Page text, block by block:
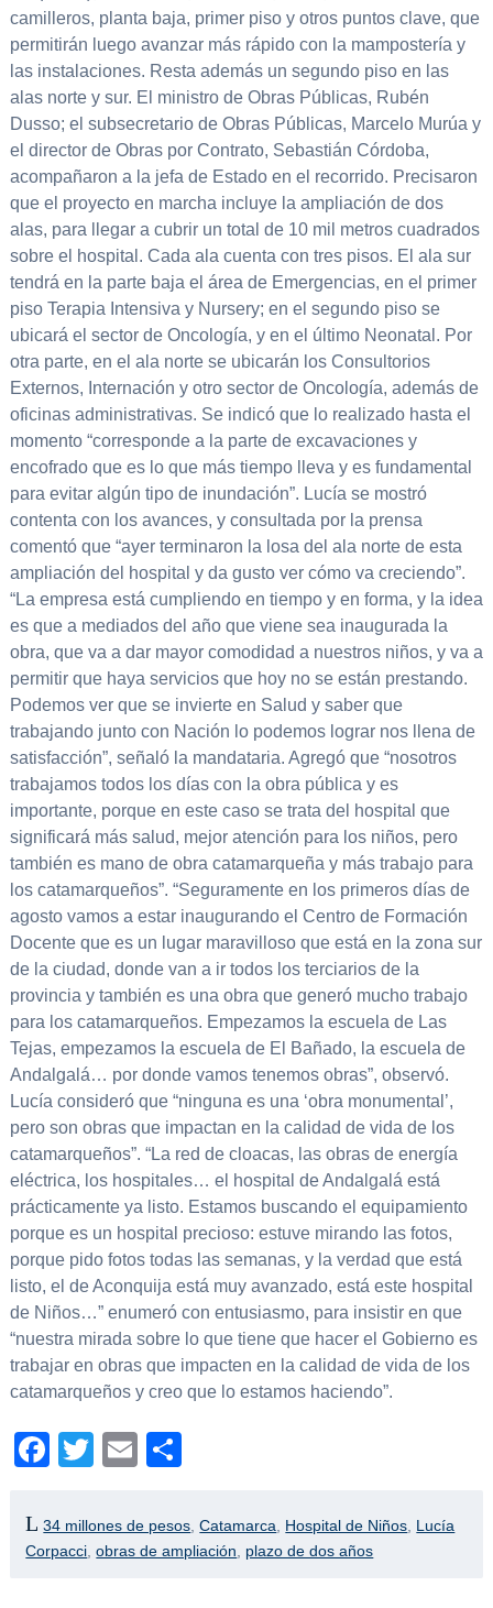
camilleros, planta baja, primer piso y otros puntos clave, que
permitirán luego avanzar más rápido con la mampostería y
las instalaciones. Resta además un segundo piso en las
alas norte y sur. El ministro de Obras Públicas, Rubén
Dusso; el subsecretario de Obras Públicas, Marcelo Murúa y
el director de Obras por Contrato, Sebastián Córdoba,
acompañaron a la jefa de Estado en el recorrido. Precisaron
que el proyecto en marcha incluye la ampliación de dos
alas, para llegar a cubrir un total de 10 mil metros cuadrados
sobre el hospital. Cada ala cuenta con tres pisos. El ala sur
tendrá en la parte baja el área de Emergencias, en el primer
piso Terapia Intensiva y Nursery; en el segundo piso se
ubicará el sector de Oncología, y en el último Neonatal. Por
otra parte, en el ala norte se ubicarán los Consultorios
Externos, Internación y otro sector de Oncología, además de
oficinas administrativas. Se indicó que lo realizado hasta el
momento “corresponde a la parte de excavaciones y
encofrado que es lo que más tiempo lleva y es fundamental
para evitar algún tipo de inundación”. Lucía se mostró
contenta con los avances, y consultada por la prensa
comentó que “ayer terminaron la losa del ala norte de esta
ampliación del hospital y da gusto ver cómo va creciendo”.
“La empresa está cumpliendo en tiempo y en forma, y la idea
es que a mediados del año que viene sea inaugurada la
obra, que va a dar mayor comodidad a nuestros niños, y va a
permitir que haya servicios que hoy no se están prestando.
Podemos ver que se invierte en Salud y saber que
trabajando junto con Nación lo podemos lograr nos llena de
satisfacción”, señaló la mandataria. Agregó que “nosotros
trabajamos todos los días con la obra pública y es
importante, porque en este caso se trata del hospital que
significará más salud, mejor atención para los niños, pero
también es mano de obra catamarqueña y más trabajo para
los catamarqueños”. “Seguramente en los primeros días de
agosto vamos a estar inaugurando el Centro de Formación
Docente que es un lugar maravilloso que está en la zona sur
de la ciudad, donde van a ir todos los terciarios de la
provincia y también es una obra que generó mucho trabajo
para los catamarqueños. Empezamos la escuela de Las
Tejas, empezamos la escuela de El Bañado, la escuela de
Andalgalá… por donde vamos tenemos obras”, observó.
Lucía consideró que “ninguna es una ‘obra monumental’,
pero son obras que impactan en la calidad de vida de los
catamarqueños”. “La red de cloacas, las obras de energía
eléctrica, los hospitales… el hospital de Andalgalá está
prácticamente ya listo. Estamos buscando el equipamiento
porque es un hospital precioso: estuve mirando las fotos,
porque pido fotos todas las semanas, y la verdad que está
listo, el de Aconquija está muy avanzado, está este hospital
de Niños…” enumeró con entusiasmo, para insistir en que
“nuestra mirada sobre lo que tiene que hacer el Gobierno es
trabajar en obras que impacten en la calidad de vida de los
catamarqueños y creo que lo estamos haciendo”.
Facebook
TwitterEmail
34 millones de pesos ,Catamarca Hospital de Niños Lucía
Corpacci ,obras de ampliación plazo de dos años